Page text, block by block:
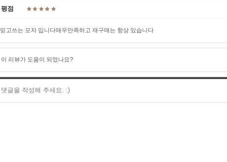
평점
믿고쓰는 모자 입니다매우만족하고 재구매는 항상 있습니다
이 리뷰가 도움이 되었나요?